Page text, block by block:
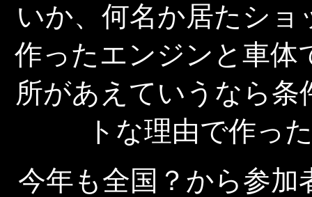
いか、何名か居たシ
作ったエンジンと車体
所があえていうなら
トな理由で作っ
今年も全国？から参